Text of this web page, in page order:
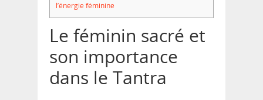
l’énergie féminine
Le féminin sacré et
son importance
dans le Tantra